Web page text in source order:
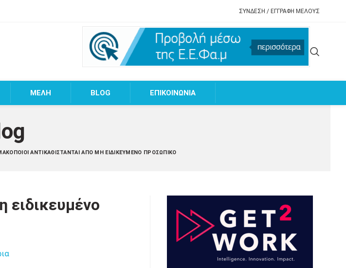
ΣΥΝΔΕΣΗ / ΕΓΓΡΑΦΗ ΜΕΛΟΥΣ
MEΛΗ BLOG EΠΙΚΟΙΝΩΝΙΑ
ΑΝΤΙΚΑΘΊΣΤΑΝΤΑΙ ΑΠΌ ΜΗ ΕΙΔΙΚΕΥΜΈΝΟ ΠΡΟΣΩΠΙΚΌ
ειδικευμένο